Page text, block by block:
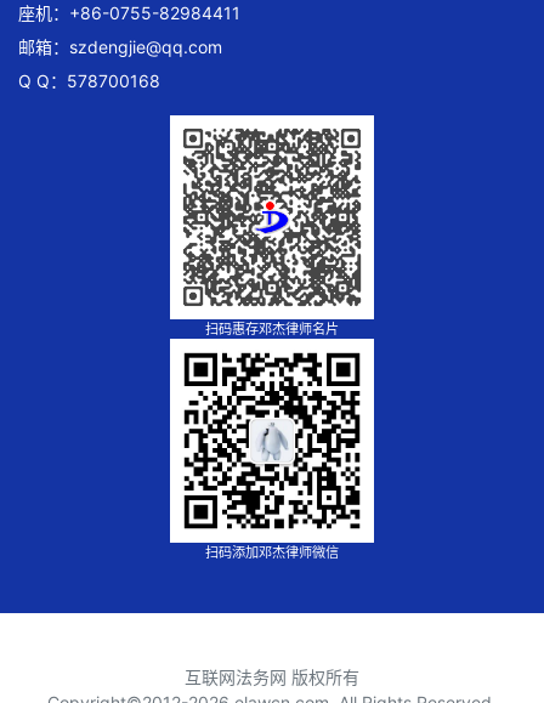
座机：+86-0755-82984411
邮箱： szdengjie@qq.com
Q Q：578700168
扫码惠存邓杰律师名片
扫码添加邓杰律师微信
互联网法务网 版权所有